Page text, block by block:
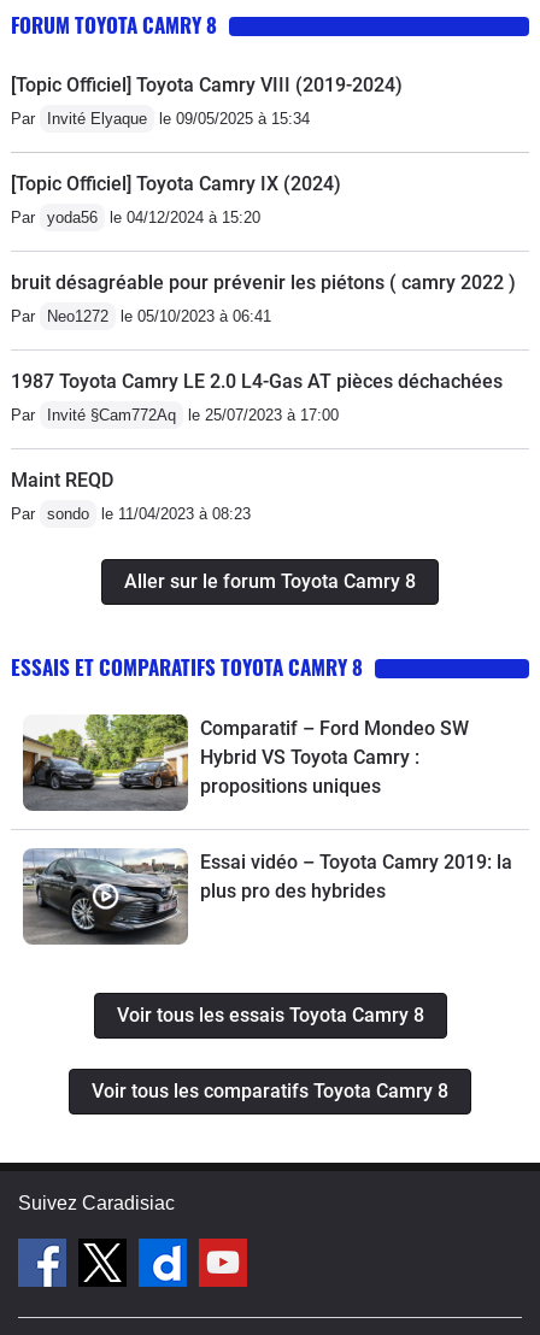
FORUM TOYOTA CAMRY 8
[Topic Officiel] Toyota Camry VIII (2019-2024)
Par Invité Elyaque le 09/05/2025 à 15:34
[Topic Officiel] Toyota Camry IX (2024)
Par yoda56 le 04/12/2024 à 15:20
bruit désagréable pour prévenir les piétons ( camry 2022 )
Par Neo1272 le 05/10/2023 à 06:41
1987 Toyota Camry LE 2.0 L4-Gas AT pièces déchachées
Par Invité §Cam772Aq le 25/07/2023 à 17:00
Maint REQD
Par sondo le 11/04/2023 à 08:23
Aller sur le forum Toyota Camry 8
ESSAIS ET COMPARATIFS TOYOTA CAMRY 8
Comparatif – Ford Mondeo SW
Hybrid VS Toyota Camry :
propositions uniques
Essai vidéo – Toyota Camry 2019: la
plus pro des hybrides
Voir tous les essais Toyota Camry 8
Voir tous les comparatifs Toyota Camry 8
Suivez Caradisiac